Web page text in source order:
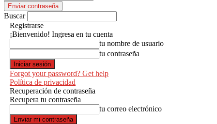
Buscar
Registrarse
¡Bienvenido! Ingresa en tu cuenta
tu nombre de usuario
tu contraseña
Forgot your password? Get help
Política de privacidad
Recuperación de contraseña
Recupera tu contraseña
tu correo electrónico